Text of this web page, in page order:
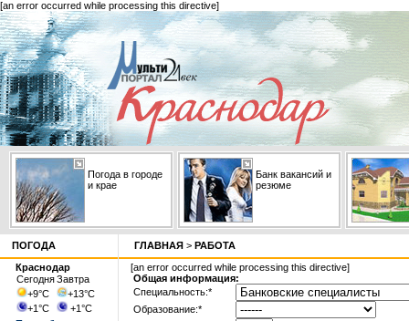
[an error occurred while processing this directive]
Погода в городе
и крае
Банк вакансий и
резюме
ПОГОДА
Краснодар
СегодняЗавтра
+9°С +13°С
+1°С +1°С
ГЛАВНАЯ > РАБОТА
[an error occurred while processing this directive]
Общая информация:
Специальность:*
Образование:*